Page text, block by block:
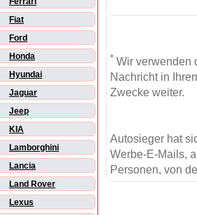
Fiat
Ford
Honda
Hyundai
Jaguar
Jeep
KIA
Lamborghini
Lancia
Land Rover
Lexus
* Wir verwenden
Nachricht in
Zwecke weiter.
Autosieger hat
Werbe-E-Mails,
Personen, von